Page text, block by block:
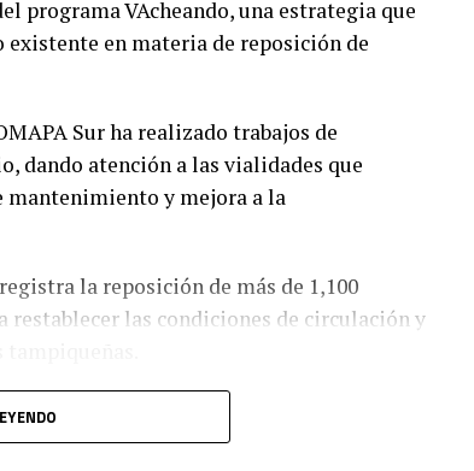
programa VAcheando, una estrategia que
existente en materia de reposición de
Sur ha realizado trabajos de
dando atención a las vialidades que
mantenimiento y mejora a la
la reposición de más de 1,100
las condiciones de circulación y